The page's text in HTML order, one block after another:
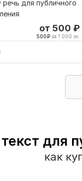
для публичного
от 500 ₽
500₽ за 1 000 зн.
для
как